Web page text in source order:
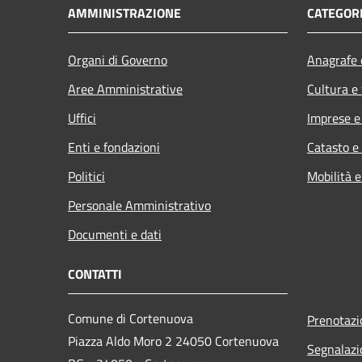
AMMINISTRAZIONE
Organi di Governo
Aree Amministrative
Uffici
Enti e fondazioni
Politici
Personale Amministrativo
Documenti e dati
Cultura
Imprese
Catasto
Mobilità
CONTATTI
Comune di Cortenuova
Piazza Aldo Moro 2 24050 Cortenuova